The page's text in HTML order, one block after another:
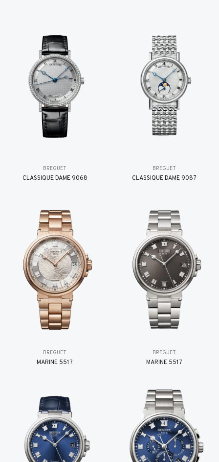
BREGUET
CLASSIQUE DAME 9068
BREGUET
CLASSIQUE DAME 9087
BREGUET
MARINE 5517
BREGUET
MARINE 5517